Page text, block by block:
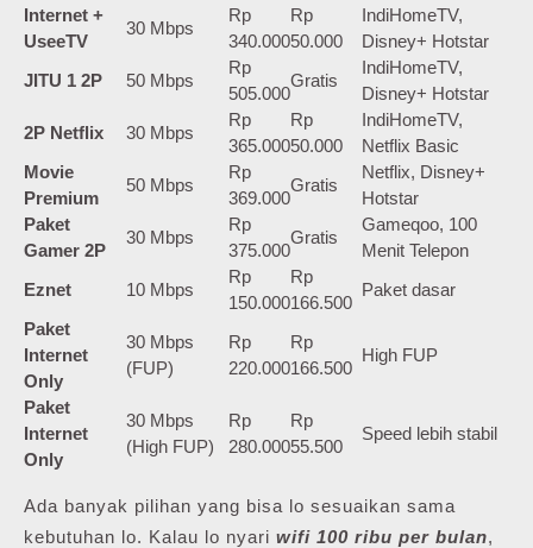
Internet +
UseeTV
30 Mbps
Rp
340.000
Rp
50.000
IndiHomeTV,
Disney+ Hotstar
JITU 1 2P
50 Mbps
Rp
505.000
Gratis
IndiHomeTV,
Disney+ Hotstar
2P Netflix
30 Mbps
Rp
365.000
Rp
50.000
IndiHomeTV,
Netflix Basic
Movie
Premium
50 Mbps
Rp
369.000
Gratis
Netflix, Disney+
Hotstar
Paket
Gamer 2P
30 Mbps
Rp
375.000
Gratis
Gameqoo, 100
Menit Telepon
Eznet
10 Mbps
Rp
150.000
Rp
166.500
Paket dasar
Paket
Internet
Only
30 Mbps
(FUP)
Rp
220.000
Rp
166.500
High FUP
Paket
Internet
Only
30 Mbps
(High FUP)
Rp
280.000
Rp
55.500
Speed lebih stabil
Ada banyak pilihan yang bisa lo sesuaikan sama
kebutuhan lo. Kalau lo nyari wifi 100 ribu per bulan,